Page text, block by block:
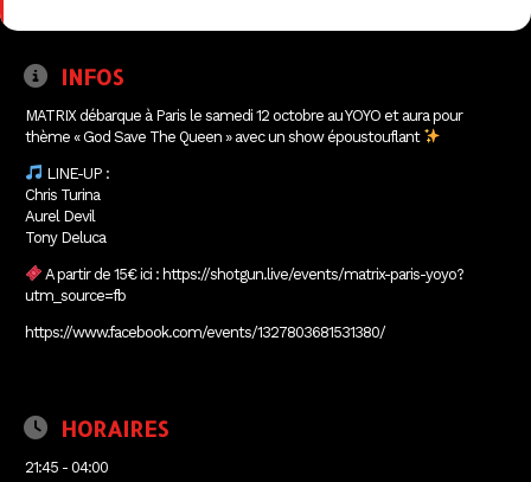
INFOS
MATRIX débarque à Paris le samedi 12 octobre au YOYO et aura pour
thème « God Save The Queen » avec un show époustouflant
LINE-UP :
Chris Turina
Aurel Devil
Tony Deluca
A partir de 15€ ici : https://shotgun.live/events/matrix-paris-yoyo?
utm_source=fb
https://www.facebook.com/events/1327803681531380/
HORAIRES
21:45 - 04:00